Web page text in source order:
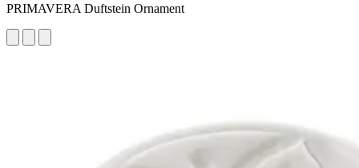
PRIMAVERA Duftstein Ornament